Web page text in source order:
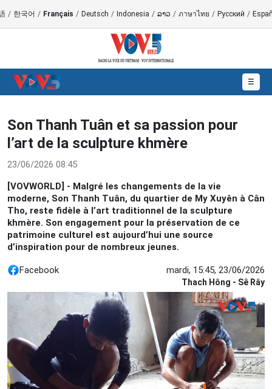
/ 한국어 / Français / Deutsch / Indonesia / ລາວ / ภาษาไทย / Русский /
☰
Son Thanh Tuân et sa passion pour
l’art de la sculpture khmère
23/06/2026 08:45
[VOVWORLD] - Malgré les changements de la vie
moderne, Son Thanh Tuân, du quartier de My Xuyên à Cân
Tho, reste fidèle à l’art traditionnel de la sculpture
khmère. Son engagement pour la préservation de ce
patrimoine culturel est aujourd’hui une source
d’inspiration pour de nombreux jeunes.
Facebook mardi, 15:45, 23/06/2026
Thach Hông - Sê Rây